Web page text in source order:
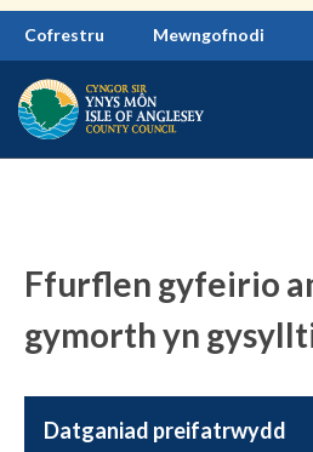
Cofrestru Mewngofnodi